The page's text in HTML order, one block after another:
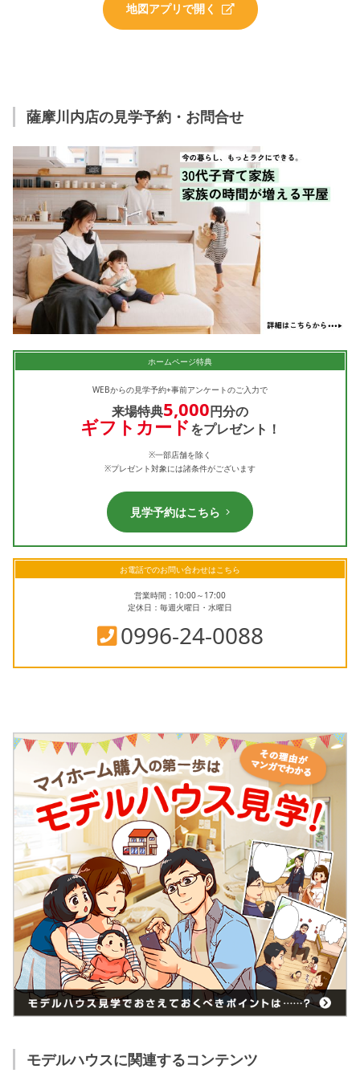
地図アプリで開く
薩摩川内店の見学予約・お問合せ
ホームページ特典
WEBからの見学予約+事前アンケートのご入力で
来場特典5,000円分の
ギフトカードをプレゼント！
※一部店舗を除く
※プレゼント対象には諸条件がございます
見学予約はこちら
お電話でのお問い合わせはこちら
営業時間：10:00～17:00
定休日：毎週火曜日・水曜日
0996-24-0088
モデルハウスに関連するコンテンツ